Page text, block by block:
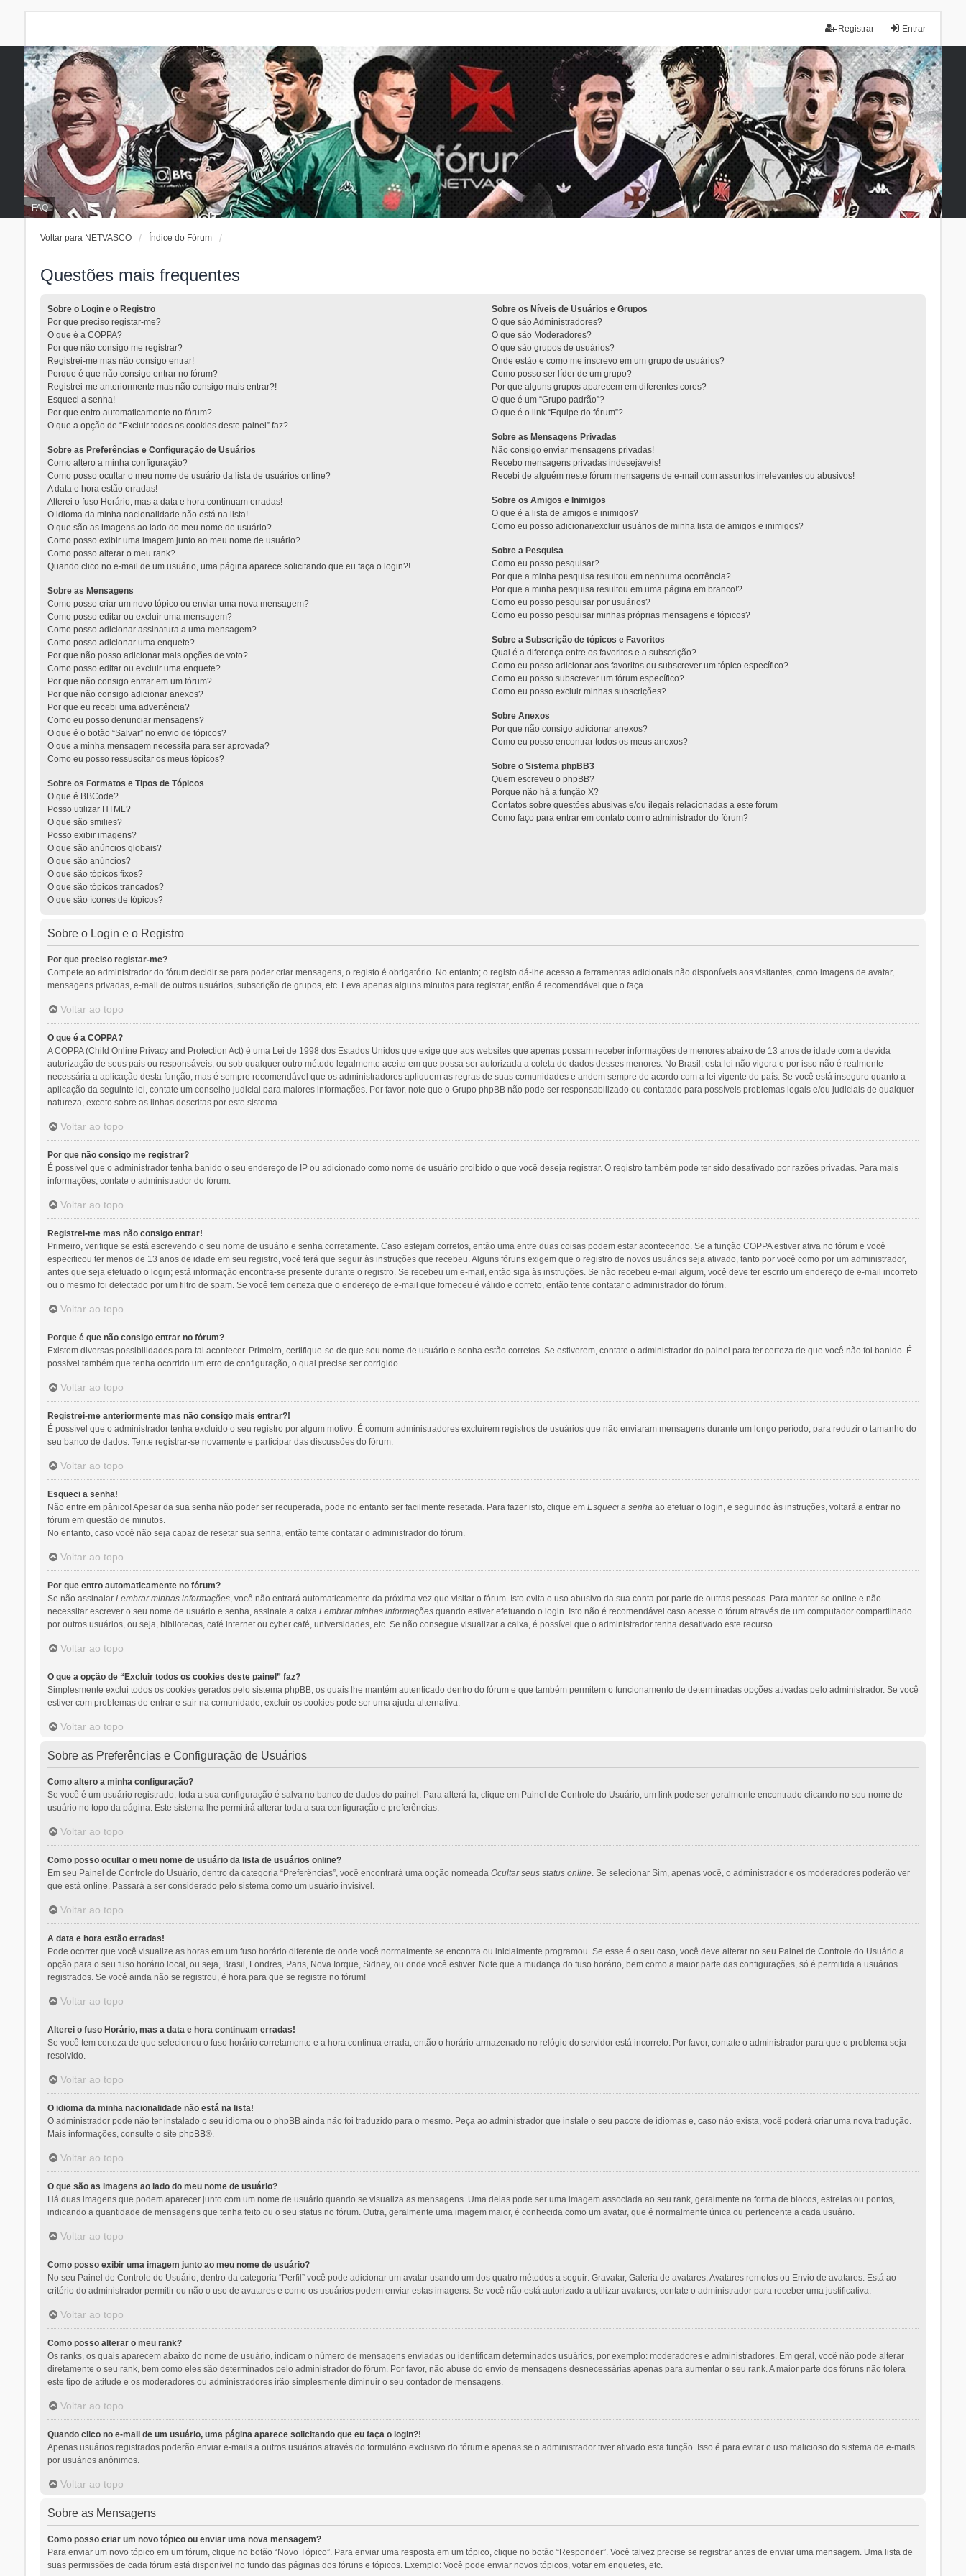
Entrar
Registrar
FAQ
Voltar para NETVASCO Índice do Fórum
Questões mais frequentes
Sobre o Login e o Registro
Por que preciso registar-me?
O que é a COPPA?
Por que não consigo me registrar?
Registrei-me mas não consigo entrar!
Porque é que não consigo entrar no fórum?
Registrei-me anteriormente mas não consigo mais entrar?!
Esqueci a senha!
Por que entro automaticamente no fórum?
O que a opção de “Excluir todos os cookies deste painel” faz?
Sobre as Preferências e Configuração de Usuários
Como altero a minha configuração?
Como posso ocultar o meu nome de usuário da lista de usuários online?
A data e hora estão erradas!
Alterei o fuso Horário, mas a data e hora continuam erradas!
O idioma da minha nacionalidade não está na lista!
O que são as imagens ao lado do meu nome de usuário?
Como posso exibir uma imagem junto ao meu nome de usuário?
Como posso alterar o meu rank?
Quando clico no e-mail de um usuário, uma página aparece solicitando que eu faça o login?!
Sobre as Mensagens
Como posso criar um novo tópico ou enviar uma nova mensagem?
Como posso editar ou excluir uma mensagem?
Como posso adicionar assinatura a uma mensagem?
Como posso adicionar uma enquete?
Por que não posso adicionar mais opções de voto?
Como posso editar ou excluir uma enquete?
Por que não consigo entrar em um fórum?
Por que não consigo adicionar anexos?
Por que eu recebi uma advertência?
Como eu posso denunciar mensagens?
O que é o botão “Salvar” no envio de tópicos?
O que a minha mensagem necessita para ser aprovada?
Como eu posso ressuscitar os meus tópicos?
Sobre os Formatos e Tipos de Tópicos
O que é BBCode?
Posso utilizar HTML?
O que são smilies?
Posso exibir imagens?
O que são anúncios globais?
O que são anúncios?
O que são tópicos fixos?
O que são tópicos trancados?
O que são ícones de tópicos?
Sobre os Níveis de Usuários e Grupos
O que são Administradores?
O que são Moderadores?
O que são grupos de usuários?
Onde estão e como me inscrevo em um grupo de usuários?
Como posso ser líder de um grupo?
Por que alguns grupos aparecem em diferentes cores?
O que é um “Grupo padrão”?
O que é o link “Equipe do fórum”?
Sobre as Mensagens Privadas
Não consigo enviar mensagens privadas!
Recebo mensagens privadas indesejáveis!
Recebi de alguém neste fórum mensagens de e-mail com assuntos irrelevantes ou abusivos!
Sobre os Amigos e Inimigos
O que é a lista de amigos e inimigos?
Como eu posso adicionar/excluir usuários de minha lista de amigos e inimigos?
Sobre a Pesquisa
Como eu posso pesquisar?
Por que a minha pesquisa resultou em nenhuma ocorrência?
Por que a minha pesquisa resultou em uma página em branco!?
Como eu posso pesquisar por usuários?
Como eu posso pesquisar minhas próprias mensagens e tópicos?
Sobre a Subscrição de tópicos e Favoritos
Qual é a diferença entre os favoritos e a subscrição?
Como eu posso adicionar aos favoritos ou subscrever um tópico específico?
Como eu posso subscrever um fórum específico?
Como eu posso excluir minhas subscrições?
Sobre Anexos
Por que não consigo adicionar anexos?
Como eu posso encontrar todos os meus anexos?
Sobre o Sistema phpBB3
Quem escreveu o phpBB?
Porque não há a função X?
Contatos sobre questões abusivas e/ou ilegais relacionadas a este fórum
Como faço para entrar em contato com o administrador do fórum?
Sobre o Login e o Registro
Por que preciso registar-me?
Compete ao administrador do fórum decidir se para poder criar mensagens, o registo é obrigatório. No entanto; o registo dá-lhe acesso a ferramentas adicionais não disponíveis aos visitantes, como imagens de avatar,
mensagens privadas, e-mail de outros usuários, subscrição de grupos, etc. Leva apenas alguns minutos para registrar, então é recomendável que o faça.
Voltar ao topo
O que é a COPPA?
A COPPA (Child Online Privacy and Protection Act) é uma Lei de 1998 dos Estados Unidos que exige que aos websites que apenas possam receber informações de menores abaixo de 13 anos de idade com a devida
autorização de seus pais ou responsáveis, ou sob qualquer outro método legalmente aceito em que possa ser autorizada a coleta de dados desses menores. No Brasil, esta lei não vigora e por isso não é realmente
necessária a aplicação desta função, mas é sempre recomendável que os administradores apliquem as regras de suas comunidades e andem sempre de acordo com a lei vigente do país. Se você está inseguro quanto a
aplicação da seguinte lei, contate um conselho judicial para maiores informações. Por favor, note que o Grupo phpBB não pode ser responsabilizado ou contatado para possíveis problemas legais e/ou judiciais de qualquer
natureza, exceto sobre as linhas descritas por este sistema.
Voltar ao topo
Por que não consigo me registrar?
É possível que o administrador tenha banido o seu endereço de IP ou adicionado como nome de usuário proibido o que você deseja registrar. O registro também pode ter sido desativado por razões privadas. Para mais
informações, contate o administrador do fórum.
Voltar ao topo
Registrei-me mas não consigo entrar!
Primeiro, verifique se está escrevendo o seu nome de usuário e senha corretamente. Caso estejam corretos, então uma entre duas coisas podem estar acontecendo. Se a função COPPA estiver ativa no fórum e você
especificou ter menos de 13 anos de idade em seu registro, você terá que seguir às instruções que recebeu. Alguns fóruns exigem que o registro de novos usuários seja ativado, tanto por você como por um administrador,
antes que seja efetuado o login; está informação encontra-se presente durante o registro. Se recebeu um e-mail, então siga às instruções. Se não recebeu e-mail algum, você deve ter escrito um endereço de e-mail incorreto
ou o mesmo foi detectado por um filtro de spam. Se você tem certeza que o endereço de e-mail que forneceu é válido e correto, então tente contatar o administrador do fórum.
Voltar ao topo
Porque é que não consigo entrar no fórum?
Existem diversas possibilidades para tal acontecer. Primeiro, certifique-se de que seu nome de usuário e senha estão corretos. Se estiverem, contate o administrador do painel para ter certeza de que você não foi banido. É
possível também que tenha ocorrido um erro de configuração, o qual precise ser corrigido.
Voltar ao topo
Registrei-me anteriormente mas não consigo mais entrar?!
É possível que o administrador tenha excluído o seu registro por algum motivo. É comum administradores excluírem registros de usuários que não enviaram mensagens durante um longo período, para reduzir o tamanho do
seu banco de dados. Tente registrar-se novamente e participar das discussões do fórum.
Voltar ao topo
Esqueci a senha!
Não entre em pânico! Apesar da sua senha não poder ser recuperada, pode no entanto ser facilmente resetada. Para fazer isto, clique em Esqueci a senhaao efetuar o login, e seguindo às instruções, voltará a entrar no
fórum em questão de minutos.
No entanto, caso você não seja capaz de resetar sua senha, então tente contatar o administrador do fórum.
Voltar ao topo
Por que entro automaticamente no fórum?
Se não assinalar Lembrar minhas informações, você não entrará automaticamente da próxima vez que visitar o fórum. Isto evita o uso abusivo da sua conta por parte de outras pessoas. Para manter-se online e não
necessitar escrever o seu nome de usuário e senha, assinale a caixa Lembrar minhas informaçõesquando estiver efetuando o login. Isto não é recomendável caso acesse o fórum através de um computador compartilhado
por outros usuários, ou seja, bibliotecas, café internet ou cyber café, universidades, etc. Se não consegue visualizar a caixa, é possível que o administrador tenha desativado este recurso.
Voltar ao topo
O que a opção de “Excluir todos os cookies deste painel” faz?
Simplesmente exclui todos os cookies gerados pelo sistema phpBB, os quais lhe mantém autenticado dentro do fórum e que também permitem o funcionamento de determinadas opções ativadas pelo administrador. Se você
estiver com problemas de entrar e sair na comunidade, excluir os cookies pode ser uma ajuda alternativa.
Voltar ao topo
Sobre as Preferências e Configuração de Usuários
Como altero a minha configuração?
Se você é um usuário registrado, toda a sua configuração é salva no banco de dados do painel. Para alterá-la, clique em Painel de Controle do Usuário; um link pode ser geralmente encontrado clicando no seu nome de
usuário no topo da página. Este sistema lhe permitirá alterar toda a sua configuração e preferências.
Voltar ao topo
Como posso ocultar o meu nome de usuário da lista de usuários online?
Em seu Painel de Controle do Usuário, dentro da categoria “Preferências”, você encontrará uma opção nomeada Ocultar seus status online. Se selecionar Sim, apenas você, o administrador e os moderadores poderão ver
que está online. Passará a ser considerado pelo sistema como um usuário invisível.
Voltar ao topo
A data e hora estão erradas!
Pode ocorrer que você visualize as horas em um fuso horário diferente de onde você normalmente se encontra ou inicialmente programou. Se esse é o seu caso, você deve alterar no seu Painel de Controle do Usuário a
opção para o seu fuso horário local, ou seja, Brasil, Londres, Paris, Nova Iorque, Sidney, ou onde você estiver. Note que a mudança do fuso horário, bem como a maior parte das configurações, só é permitida a usuários
registrados. Se você ainda não se registrou, é hora para que se registre no fórum!
Voltar ao topo
Alterei o fuso Horário, mas a data e hora continuam erradas!
Se você tem certeza de que selecionou o fuso horário corretamente e a hora continua errada, então o horário armazenado no relógio do servidor está incorreto. Por favor, contate o administrador para que o problema seja
resolvido.
Voltar ao topo
O idioma da minha nacionalidade não está na lista!
O administrador pode não ter instalado o seu idioma ou o phpBB ainda não foi traduzido para o mesmo. Peça ao administrador que instale o seu pacote de idiomas e, caso não exista, você poderá criar uma nova tradução.
Mais informações, consulte o site phpBB®.
Voltar ao topo
O que são as imagens ao lado do meu nome de usuário?
Há duas imagens que podem aparecer junto com um nome de usuário quando se visualiza as mensagens. Uma delas pode ser uma imagem associada ao seu rank, geralmente na forma de blocos, estrelas ou pontos,
indicando a quantidade de mensagens que tenha feito ou o seu status no fórum. Outra, geralmente uma imagem maior, é conhecida como um avatar, que é normalmente única ou pertencente a cada usuário.
Voltar ao topo
Como posso exibir uma imagem junto ao meu nome de usuário?
No seu Painel de Controle do Usuário, dentro da categoria “Perfil” você pode adicionar um avatar usando um dos quatro métodos a seguir: Gravatar, Galeria de avatares, Avatares remotos ou Envio de avatares. Está ao
critério do administrador permitir ou não o uso de avatares e como os usuários podem enviar estas imagens. Se você não está autorizado a utilizar avatares, contate o administrador para receber uma justificativa.
Voltar ao topo
Como posso alterar o meu rank?
Os ranks, os quais aparecem abaixo do nome de usuário, indicam o número de mensagens enviadas ou identificam determinados usuários, por exemplo: moderadores e administradores. Em geral, você não pode alterar
diretamente o seu rank, bem como eles são determinados pelo administrador do fórum. Por favor, não abuse do envio de mensagens desnecessárias apenas para aumentar o seu rank. A maior parte dos fóruns não tolera
este tipo de atitude e os moderadores ou administradores irão simplesmente diminuir o seu contador de mensagens.
Voltar ao topo
Quando clico no e-mail de um usuário, uma página aparece solicitando que eu faça o login?!
Apenas usuários registrados poderão enviar e-mails a outros usuários através do formulário exclusivo do fórum e apenas se o administrador tiver ativado esta função. Isso é para evitar o uso malicioso do sistema de e-mails
por usuários anônimos.
Voltar ao topo
Sobre as Mensagens
Como posso criar um novo tópico ou enviar uma nova mensagem?
Para enviar um novo tópico em um fórum, clique no botão “Novo Tópico”. Para enviar uma resposta em um tópico, clique no botão “Responder”. Você talvez precise se registrar antes de enviar uma mensagem. Uma lista de
suas permissões de cada fórum está disponível no fundo das páginas dos fóruns e tópicos. Exemplo: Você pode enviar novos tópicos, votar em enquetes, etc.